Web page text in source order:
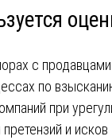
с
по
при
и исков